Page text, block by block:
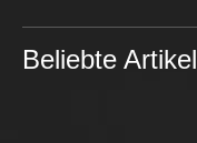
Beliebte Artikel